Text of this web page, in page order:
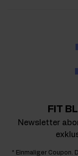
FIT
Newsletter
* Einmaliger Coupon.